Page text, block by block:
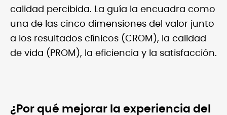
calidad percibida. La guía la encuadra como
una de las cinco dimensiones del valor junto
a los resultados clínicos (CROM), la calidad
de vida (PROM), la eficiencia y la satisfacción.
¿Por qué mejorar la experiencia del